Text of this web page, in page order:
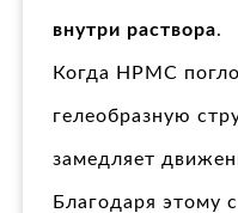
внутри раствора.
Когда HPMC
гелеобразную
замедляет
Благодаря этому